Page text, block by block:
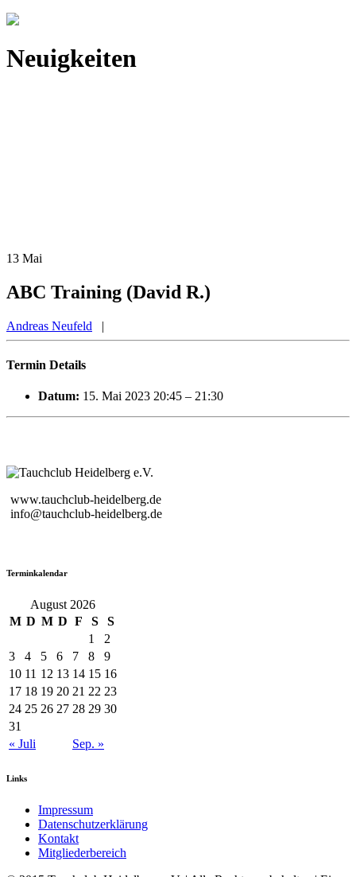
Neuigkeiten
13 Mai
ABC Training (David R.)
Andreas Neufeld |
Termin Details
Datum: 15. Mai 2023 20:45 – 21:30
www.tauchclub-heidelberg.de
info@tauchclub-heidelberg.de
Terminkalendar
August 2026
M D M D F S
S
1
2
3
4 5 6 7 8
9
10 11 12 13 14 15 16
17 18 19 20 21 22 23
24 25 26 27 28 29 30
31
« Juli
Sep. »
Links
Impressum
Datenschutzerklärung
Kontakt
Mitgliederbereich